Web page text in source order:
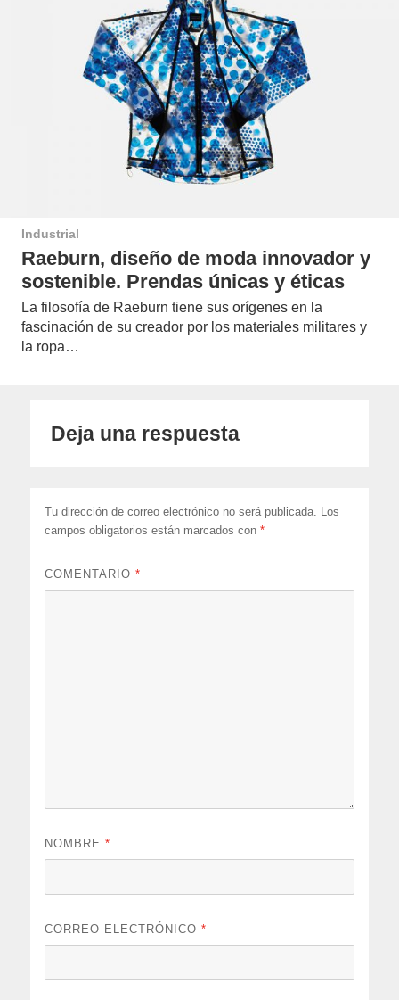
Industrial
Raeburn, diseño de moda innovador y
sostenible. Prendas únicas y éticas
La filosofía de Raeburn tiene sus orígenes en la
fascinación de su creador por los materiales militares y
la ropa…
Deja una respuesta
Tu dirección de correo electrónico no será publicada. Los
campos obligatorios están marcados con*
COMENTARIO*
NOMBRE*
CORREO ELECTRÓNICO*